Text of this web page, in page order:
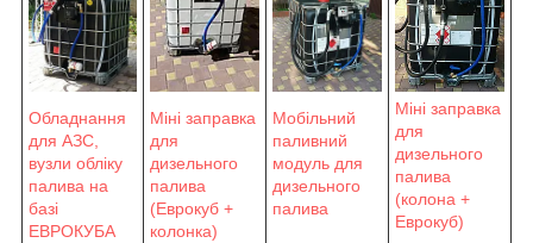
Обладнання
для АЗС,
вузли обліку
палива на
базі
ЕВРОКУБА
Міні заправка
для
дизельного
палива
(Еврокуб +
колонка)
Мобільний
паливний
модуль для
дизельного
палива
Міні заправка
для
дизельного
палива
(колона +
Еврокуб)